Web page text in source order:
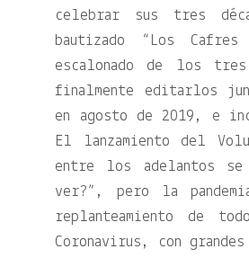
celebrar sus tres
bautizado “Los
escalonado de los
finalmente editarlos
en agosto de 2019, e
El lanzamiento del
entre los adelantos se
ver?”, pero la
replanteamiento de
Coronavirus, con